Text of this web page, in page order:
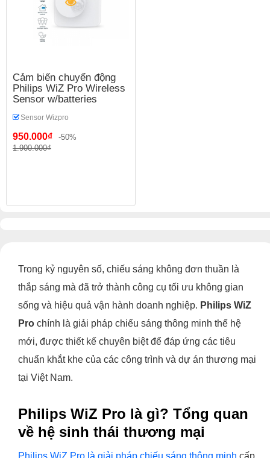
Cảm biến chuyển động
Philips WiZ Pro Wireless
Sensor w/batteries
Sensor Wizpro
950.000₫
-50%
1.900.000₫
Trong kỷ nguyên số, chiếu sáng không đơn thuần là
thắp sáng mà đã trở thành công cụ tối ưu không gian
sống và hiệu quả vận hành doanh nghiệp. Philips WiZ
Pro chính là giải pháp chiếu sáng thông minh thế hệ
mới, được thiết kế chuyên biệt để đáp ứng các tiêu
chuẩn khắt khe của các công trình và dự án thương mại
tại Việt Nam.
Philips WiZ Pro là gì? Tổng quan
về hệ sinh thái thương mại
Philips WiZ Pro là giải pháp chiếu sáng thông minh cấp